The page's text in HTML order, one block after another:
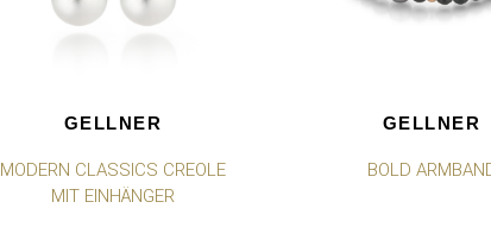
GELLNER
MODERN CLASSICS CREOLE
MIT EINHÄNGER
GELLNER
BOLD